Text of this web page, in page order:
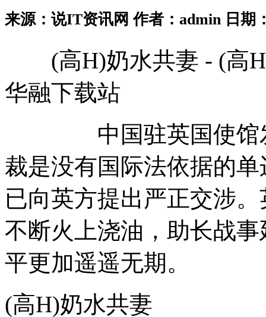
来源：说IT资讯网 作者：admin 日期
(高H)奶水共妻 - (高H)
华融下载站
中国驻英国使馆发
裁是没有国际法依据的
已向英方提出严正交涉
不断火上浇油，助长战
平更加遥遥无期。
(高H)奶水共妻